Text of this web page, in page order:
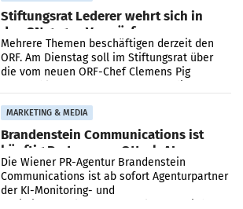
Stiftungsrat Lederer wehrt sich in
den SN gegen Vorwürfe
Mehrere Themen beschäftigen derzeit den
ORF. Am Dienstag soll im Stiftungsrat über
die vom neuen ORF-Chef Clemens Pig
MARKETING & MEDIA
Brandenstein Communications ist
künftig Partner von OtterlyAI
Die Wiener PR-Agentur Brandenstein
Communications ist ab sofort Agenturpartner
der KI-Monitoring- und